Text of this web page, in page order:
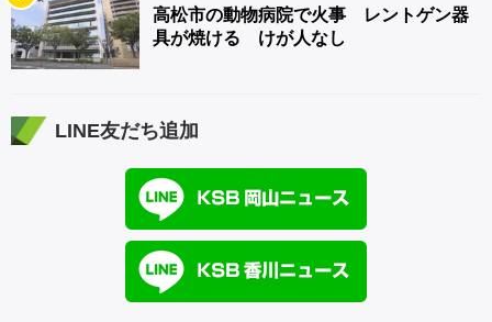
高松市の動物病院で火事 レントゲン器
具が焼ける けが人なし
LINE友だち追加